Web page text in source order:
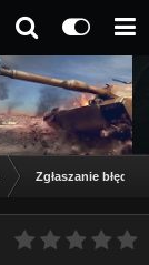
Zgłaszanie